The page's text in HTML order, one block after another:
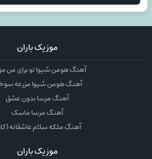
موزیک باران
آهنگ هومن شیوا تو برای من
آهنگ هومن شیوا مزرعه
آهنگ مرسا بدون عشق
آهنگ مرسا ماسک
آهنگ ملکه سلام عاشقانه
موزیک باران